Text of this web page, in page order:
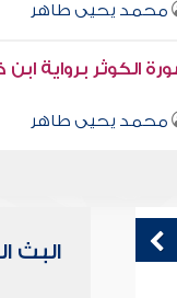
محمد يحيى طاهر
الكوثر برواية
محمد يحيى طاهر
البث